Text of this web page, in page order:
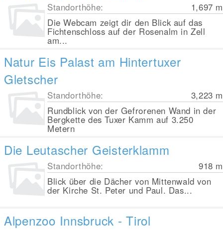
Standorthöhe: 1,697 m
Die Webcam zeigt dir den Blick auf das
Fichtenschloss auf der Rosenalm in Zell
am...
Natur Eis Palast am Hintertuxer
Gletscher
Standorthöhe: 3,223 m
Rundblick von der Gefrorenen Wand in der
Bergkette des Tuxer Kamm auf 3.250
Metern
Die Leutascher Geisterklamm
Standorthöhe: 918 m
Blick über die Dächer von Mittenwald von
der Kirche St. Peter und Paul. Das...
Alpenzoo Innsbruck - Tirol